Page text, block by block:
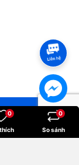
.
0
So sánh
0